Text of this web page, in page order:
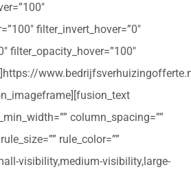
filter_invert_hover=”0″
filter_opacity_hover=”100″
column_spacing=””
rule_color=””
visibility,medium-visibility,large-